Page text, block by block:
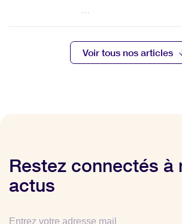
Voir tous nos articles
Restez connectés à
actus